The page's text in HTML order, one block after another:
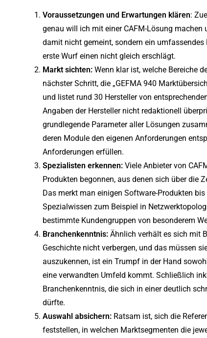
Voraussetzungen und Erwartungen klären:
genau will ich mit einer CAFM-Lösung
damit nicht gemeint, sondern ein
erste Wurf einen nicht gleich erschlägt.
Markt sichten: Wenn klar ist, welche Bereiche
nächster Schritt, die „GEFMA 940
und listet rund 30 Hersteller von
Angaben der Hersteller nicht redaktionell
grundlegende Parameter aller Lösungen
deren Module den eigenen Anforderungen
Anforderungen erfüllen.
Spezialisten erkennen: Viele Anbieter von
Produkten begonnen, aus denen sich über die
Das merkt man einigen Software-Produkten
Spezialwissen zum Beispiel in
bestimmte Kundengruppen von besonderem
Branchenkenntnis: Ähnlich verhält es sich mit
Geschichte nicht verbergen, und das müssen
auszukennen, ist ein Trumpf in der Hand
eine verwandten Umfeld kommt. Schließlich
Branchenkenntnis, die sich in einer deutlich
dürfte.
Auswahl absichern: Ratsam ist, sich die
feststellen, in welchen Marktsegmenten die